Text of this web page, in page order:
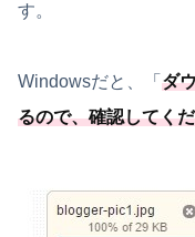
す。
Windowsだと、「 ダ
るので、確認してく